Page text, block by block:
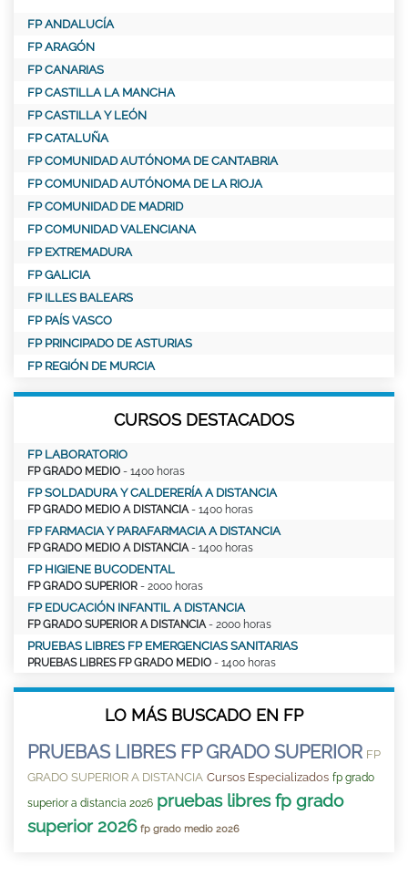
FP ANDALUCÍA
FP ARAGÓN
FP CANARIAS
FP CASTILLA LA MANCHA
FP CASTILLA Y LEÓN
FP CATALUÑA
FP COMUNIDAD AUTÓNOMA DE CANTABRIA
FP COMUNIDAD AUTÓNOMA DE LA RIOJA
FP COMUNIDAD DE MADRID
FP COMUNIDAD VALENCIANA
FP EXTREMADURA
FP GALICIA
FP ILLES BALEARS
FP PAÍS VASCO
FP PRINCIPADO DE ASTURIAS
FP REGIÓN DE MURCIA
CURSOS DESTACADOS
FP LABORATORIO
FP GRADO MEDIO - 1400 horas
FP SOLDADURA Y CALDERERÍA A DISTANCIA
FP GRADO MEDIO A DISTANCIA - 1400 horas
FP FARMACIA Y PARAFARMACIA A DISTANCIA
FP GRADO MEDIO A DISTANCIA - 1400 horas
FP HIGIENE BUCODENTAL
FP GRADO SUPERIOR - 2000 horas
FP EDUCACIÓN INFANTIL A DISTANCIA
FP GRADO SUPERIOR A DISTANCIA - 2000 horas
PRUEBAS LIBRES FP EMERGENCIAS SANITARIAS
PRUEBAS LIBRES FP GRADO MEDIO - 1400 horas
LO MÁS BUSCADO EN FP
PRUEBAS LIBRES FP GRADO SUPERIOR FP
GRADO SUPERIOR A DISTANCIA Cursos Especializados fp grado
superior a distancia 2026 pruebas libres fp grado
superior 2026 fp grado medio 2026